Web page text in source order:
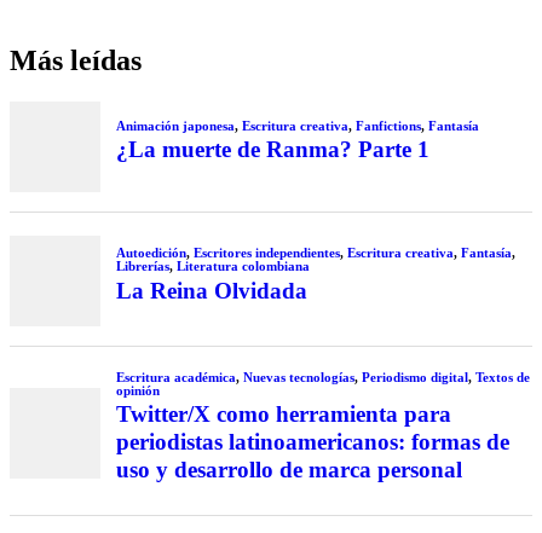
Más leídas
Animación japonesa, Escritura creativa, Fanfictions, Fantasía
¿La muerte de Ranma? Parte 1
Autoedición, Escritores independientes, Escritura creativa, Fantasía,
Librerías, Literatura colombiana
La Reina Olvidada
Escritura académica, Nuevas tecnologías, Periodismo digital, Textos de
opinión
Twitter/X como herramienta para
periodistas latinoamericanos: formas de
uso y desarrollo de marca personal